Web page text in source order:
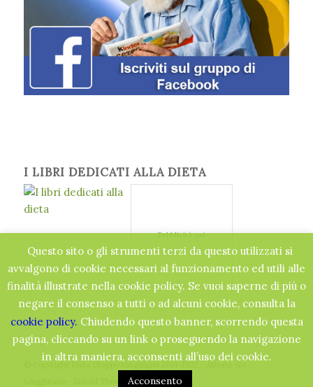
I LIBRI DEDICATI ALLA DIETA
Pubblicità qui
© Copyright Dieta Gruppo Sanguigno 2014-2022 - Athena-Art -
Enfold Theme by Kriesi
Questo sito o gli strumenti terzi da questo utilizzati si
avvalgono di cookie necessari al funzionamento ed utili alle
finalità illustrate nella cookie policy. Se vuoi saperne di più o
negare il consenso a tutti o ad alcuni cookie, consulta la
cookie policy. Chiudendo questo banner, scorrendo questa
pagina, cliccando su un link o proseguendo la navigazione
in altra maniera, acconsenti all’uso dei cookie.
Acconsento